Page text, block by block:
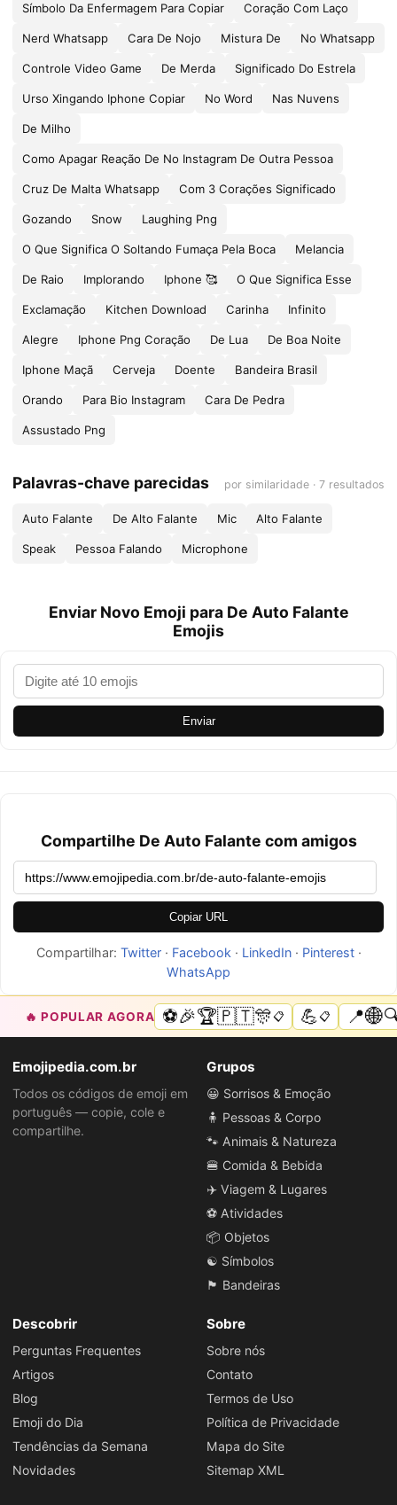
Símbolo Da Enfermagem Para Copiar Coração Com Laço
Nerd Whatsapp Cara De Nojo Mistura De No Whatsapp
Controle Video Game De Merda Significado Do Estrela
Urso Xingando Iphone Copiar No Word Nas Nuvens
De Milho
Como Apagar Reação De No Instagram De Outra Pessoa
Cruz De Malta Whatsapp Com 3 Corações Significado
Gozando Snow Laughing Png
O Que Significa O Soltando Fumaça Pela Boca Melancia
De Raio Implorando Iphone 🥰 O Que Significa Esse
Exclamação Kitchen Download Carinha Infinito
Alegre Iphone Png Coração De Lua De Boa Noite
Iphone Maçã Cerveja Doente Bandeira Brasil
Orando Para Bio Instagram Cara De Pedra
Assustado Png
Palavras-chave parecidas por similaridade · 7 resultados
Auto Falante De Alto Falante Mic Alto Falante
Speak Pessoa Falando Microphone
Enviar Novo Emoji para De Auto Falante
Emojis
Enviar
Compartilhe De Auto Falante com amigos
Copiar URL
Compartilhar: Twitter· Facebook · LinkedIn· Pinterest·
WhatsApp
🔥 POPULAR AGORA ⚽🎉🏆🇵🇹🎊📋 💪📋 📍🌐🔍
Emojipedia.com.br
Todos os códigos de emoji em
português — copie, cole e
compartilhe.
Grupos
😀 Sorrisos & Emoção
🧍 Pessoas & Corpo
🐾 Animais & Natureza
🍔 Comida & Bebida
✈️ Viagem & Lugares
⚽ Atividades
📦 Objetos
☯️ Símbolos
🏴 Bandeiras
Descobrir
Perguntas Frequentes
Artigos
Blog
Emoji do Dia
Tendências da Semana
Novidades
Sobre
Sobre nós
Contato
Termos de Uso
Política de Privacidade
Mapa do Site
Sitemap XML